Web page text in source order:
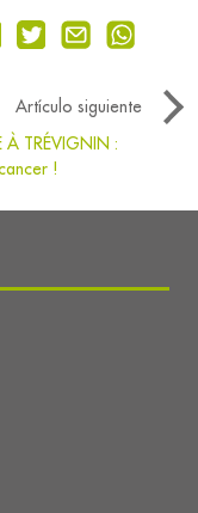
Artículo siguiente
À TRÉVIGNIN :
!